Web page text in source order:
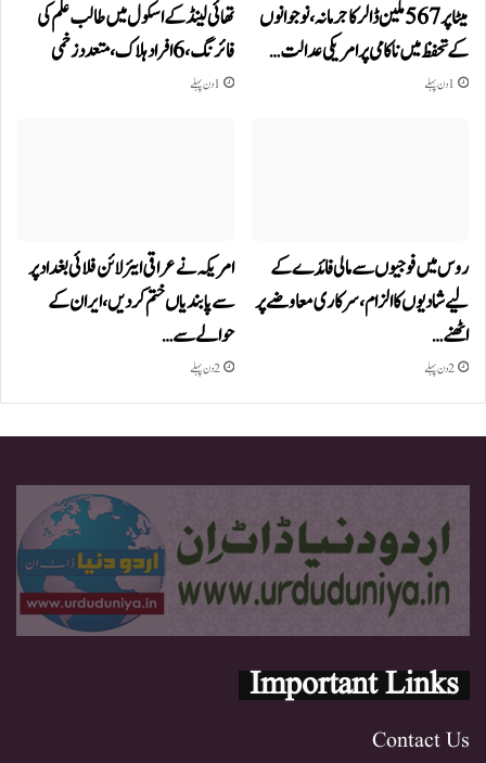
میٹا پر 567 ملین ڈالر کا جرمانہ، نوجوانوں
کے تحفظ میں ناکامی پر امریکی عدالت…
1 دن پہلے
تھائی لینڈ کے اسکول میں طالب علم کی
فائرنگ، 6 افراد ہلاک، متعدد زخمی
1 دن پہلے
روس میں فوجیوں سے مالی فائدے کے
لیے شادیوں کا الزام، سرکاری معاوضے پر
اٹھنے…
2 دن پہلے
امریکہ نے عراقی ایئرلائن فلائی بغداد پر
سے پابندیاں ختم کر دیں،ایران کے
حوالے سے…
2 دن پہلے
Important Links
Contact Us